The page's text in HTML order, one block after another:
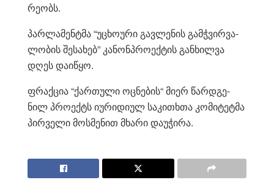
რე­ობს.
პარ­ლა­მენ­ტმა “უცხო­უ­რი გავ­ლე­ნის გამჭვირ­ვა­
ლო­ბის შე­სა­ხებ” კა­ნონპ­რო­ექ­ტის გან­ხილ­ვა
დღეს და­ი­წყო.
ფრაქ­ცია “ქარ­თუ­ლი ოც­ნე­ბის“ მიერ წარ­დგე­
ნილ პრო­ექტს იუ­რი­დი­ულ სა­კი­თხთა კო­მი­ტეტ­მა
პირ­ვე­ლი მოს­მე­ნით მხა­რი და­უ­ჭი­რა.